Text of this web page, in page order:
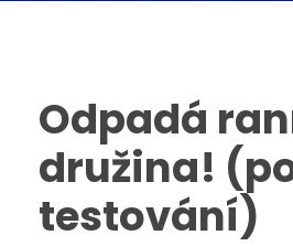
Odpadá
družina!
testování)